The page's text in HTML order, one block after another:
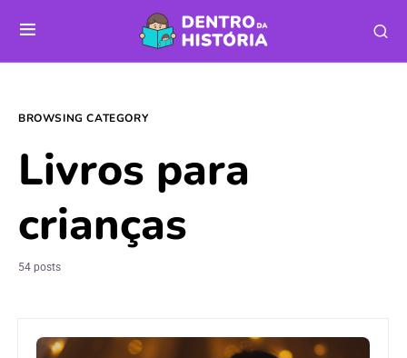
BROWSING CATEGORY
Livros para
crianças
54 posts